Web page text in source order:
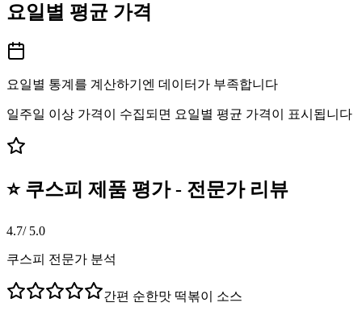
요일별 평균 가격
요일별 통계를 계산하기엔 데이터가 부족합니다
일주일 이상 가격이 수집되면 요일별 평균 가격이 표시됩니다
⭐ 쿠스피 제품 평가 - 전문가 리뷰
4.7/ 5.0
쿠스피 전문가 분석
간편 순한맛 떡볶이 소스